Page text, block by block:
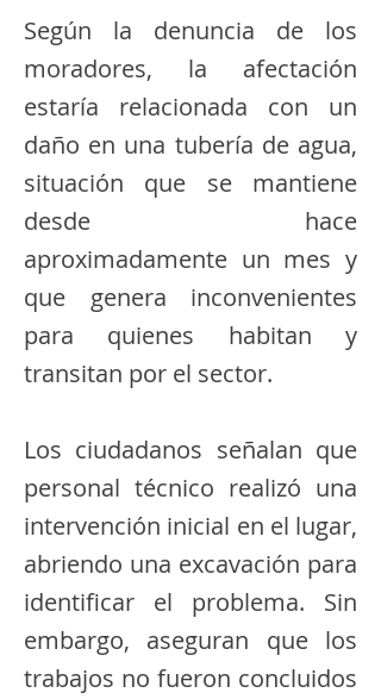
Según la denuncia de los
moradores, la afectación
estaría relacionada con un
daño en una tubería de agua,
situación que se mantiene
desde hace
aproximadamente un mes y
que genera inconvenientes
para quienes habitan y
transitan por el sector.
Los ciudadanos señalan que
personal técnico realizó una
intervención inicial en el lugar,
abriendo una excavación para
identificar el problema. Sin
embargo, aseguran que los
trabajos no fueron concluidos